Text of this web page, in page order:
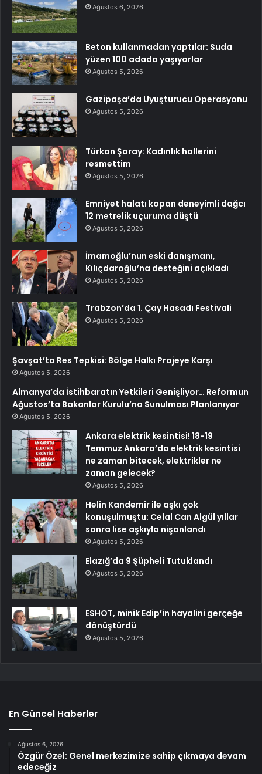
Ağustos 6, 2026
Beton kullanmadan yaptılar: Suda
yüzen 100 adada yaşıyorlar
Ağustos 5, 2026
Gazipaşa’da Uyuşturucu Operasyonu
Ağustos 5, 2026
Türkan Şoray: Kadınlık hallerini
resmettim
Ağustos 5, 2026
Emniyet halatı kopan deneyimli dağcı
12 metrelik uçuruma düştü
Ağustos 5, 2026
İmamoğlu’nun eski danışmanı,
Kılıçdaroğlu’na desteğini açıkladı
Ağustos 5, 2026
Trabzon’da 1. Çay Hasadı Festivali
Ağustos 5, 2026
Şavşat’ta Res Tepkisi: Bölge Halkı Projeye Karşı
Ağustos 5, 2026
Almanya’da İstihbaratın Yetkileri Genişliyor… Reformun
Ağustos’ta Bakanlar Kurulu’na Sunulması Planlanıyor
Ağustos 5, 2026
Ankara elektrik kesintisi! 18-19
Temmuz Ankara’da elektrik kesintisi
ne zaman bitecek, elektrikler ne
zaman gelecek?
Ağustos 5, 2026
Helin Kandemir ile aşkı çok
konuşulmuştu: Celal Can Algül yıllar
sonra lise aşkıyla nişanlandı
Ağustos 5, 2026
Elazığ’da 9 Şüpheli Tutuklandı
Ağustos 5, 2026
ESHOT, minik Edip’in hayalini gerçeğe
dönüştürdü
Ağustos 5, 2026
En Güncel Haberler
Ağustos 6, 2026
Özgür Özel: Genel merkezimize sahip çıkmaya devam
edeceğiz